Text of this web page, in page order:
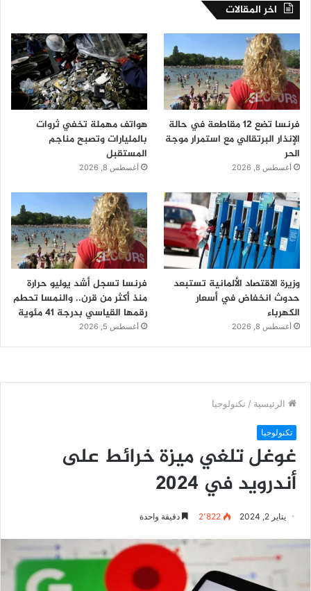
اخر المقالات
فرنسا تضع 12 مقاطعة في حالة
الإنذار البرتقالي مع استمرار موجة
الحر
أغسطس 8, 2026
هواتف مهملة تخفي ثروات
بالمليارات وتصبح مناجم
المستقبل
أغسطس 8, 2026
وزيرة الاقتصاد الألمانية تستبعد
حدوث انخفاض في أسعار
الكهرباء
أغسطس 8, 2026
فرنسا تسجل أشد يوليو حرارة
منذ أكثر من قرن.. والنمسا تحطم
رقمها القياسي بدرجة 41 مئوية
أغسطس 5, 2026